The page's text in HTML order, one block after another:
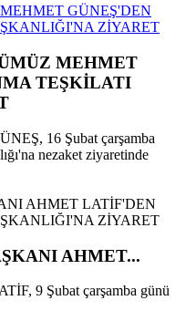
GÜNEŞ'DEN
ZİYARET
MEHMET
TEŞKİLATI
16 Şubat çarşamba
nezaket ziyaretinde
AHMET...
9 Şubat çarşamba günü